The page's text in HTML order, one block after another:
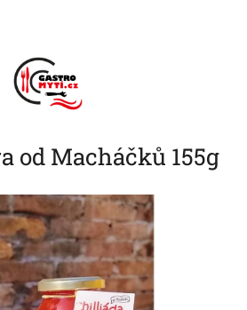
od Macháčků 155g